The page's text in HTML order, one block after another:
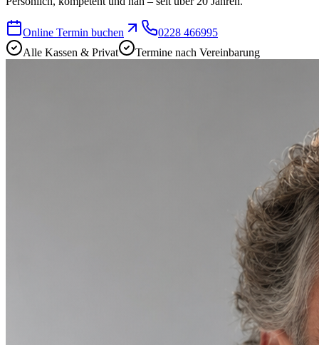
Online Termin buchen
0228 466995
Alle Kassen & Privat
Termine nach Vereinbarung